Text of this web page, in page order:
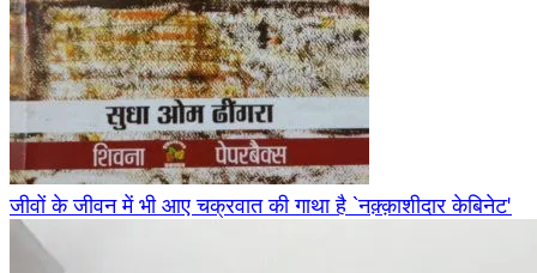
जीवों के जीवन में भी आए चक्रवात की गाथा है `नक़्क़ाशीदार केबिनेट'